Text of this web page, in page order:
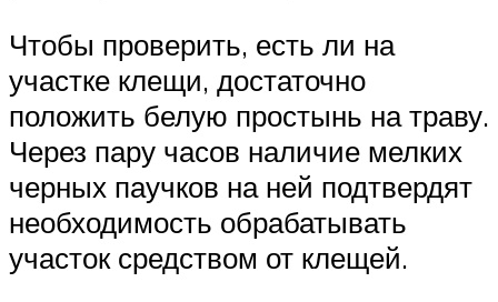
Чтобы проверить, есть ли на
участке клещи, достаточно
положить белую простынь на траву.
Через пару часов наличие мелких
черных паучков на ней подтвердят
необходимость обрабатывать
участок средством от клещей.